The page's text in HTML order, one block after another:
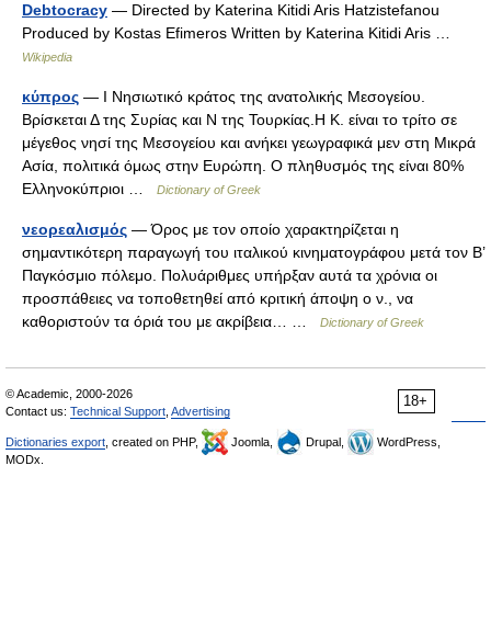
Debtocracy — Directed by Katerina Kitidi Aris Hatzistefanou
Produced by Kostas Efimeros Written by Katerina Kitidi Aris …
Wikipedia
κύπρος — I Νησιωτικό κράτος της ανατολικής Μεσογείου.
Βρίσκεται Δ της Συρίας και Ν της Τουρκίας.Η Κ. είναι το τρίτο σε
μέγεθος νησί της Μεσογείου και ανήκει γεωγραφικά μεν στη Μικρά
Ασία, πολιτικά όμως στην Ευρώπη. Ο πληθυσμός της είναι 80%
Ελληνοκύπριοι …
Dictionary of Greek
νεορεαλισμός — Όρος με τον οποίο χαρακτηρίζεται η
σημαντικότερη παραγωγή του ιταλικού κινηματογράφου μετά τον B’
Παγκόσμιο πόλεμο. Πολυάριθμες υπήρξαν αυτά τα χρόνια οι
προσπάθειες να τοποθετηθεί από κριτική άποψη ο ν., να
καθοριστούν τα όριά του με ακρίβεια… …
Dictionary of Greek
18+
© Academic, 2000-2026
Contact us: Technical Support Advertising
Dictionaries export , created on PHP, Joomla, Drupal,
WordPress,
MODx.